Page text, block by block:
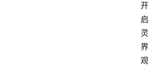
开
启
灵
界
观